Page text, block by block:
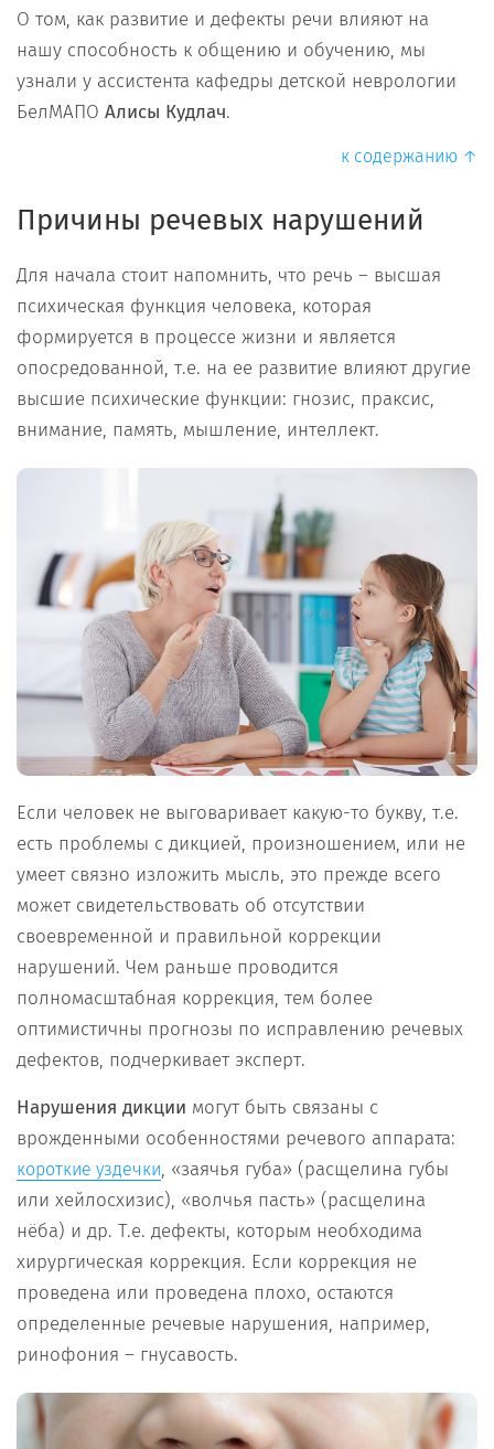
О том, как развитие и дефекты речи влияют на
нашу способность к общению и обучению, мы
узнали у ассистента кафедры детской неврологии
БелМАПО Алисы Кудлач.
к содержанию ↑
Причины речевых нарушений
Для начала стоит напомнить, что речь – высшая
психическая функция человека, которая
формируется в процессе жизни и является
опосредованной, т.е. на ее развитие влияют другие
высшие психические функции: гнозис, праксис,
внимание, память, мышление, интеллект.
Если человек не выговаривает какую-то букву, т.е.
есть проблемы с дикцией, произношением, или не
умеет связно изложить мысль, это прежде всего
может свидетельствовать об отсутствии
своевременной и правильной коррекции
нарушений. Чем раньше проводится
полномасштабная коррекция, тем более
оптимистичны прогнозы по исправлению речевых
дефектов, подчеркивает эксперт.
Нарушения дикции могут быть связаны с
врожденными особенностями речевого аппарата:
короткие уздечки, «заячья губа» (расщелина губы
или хейлосхизис), «волчья пасть» (расщелина
нёба) и др. Т.е. дефекты, которым необходима
хирургическая коррекция. Если коррекция не
проведена или проведена плохо, остаются
определенные речевые нарушения, например,
ринофония – гнусавость.